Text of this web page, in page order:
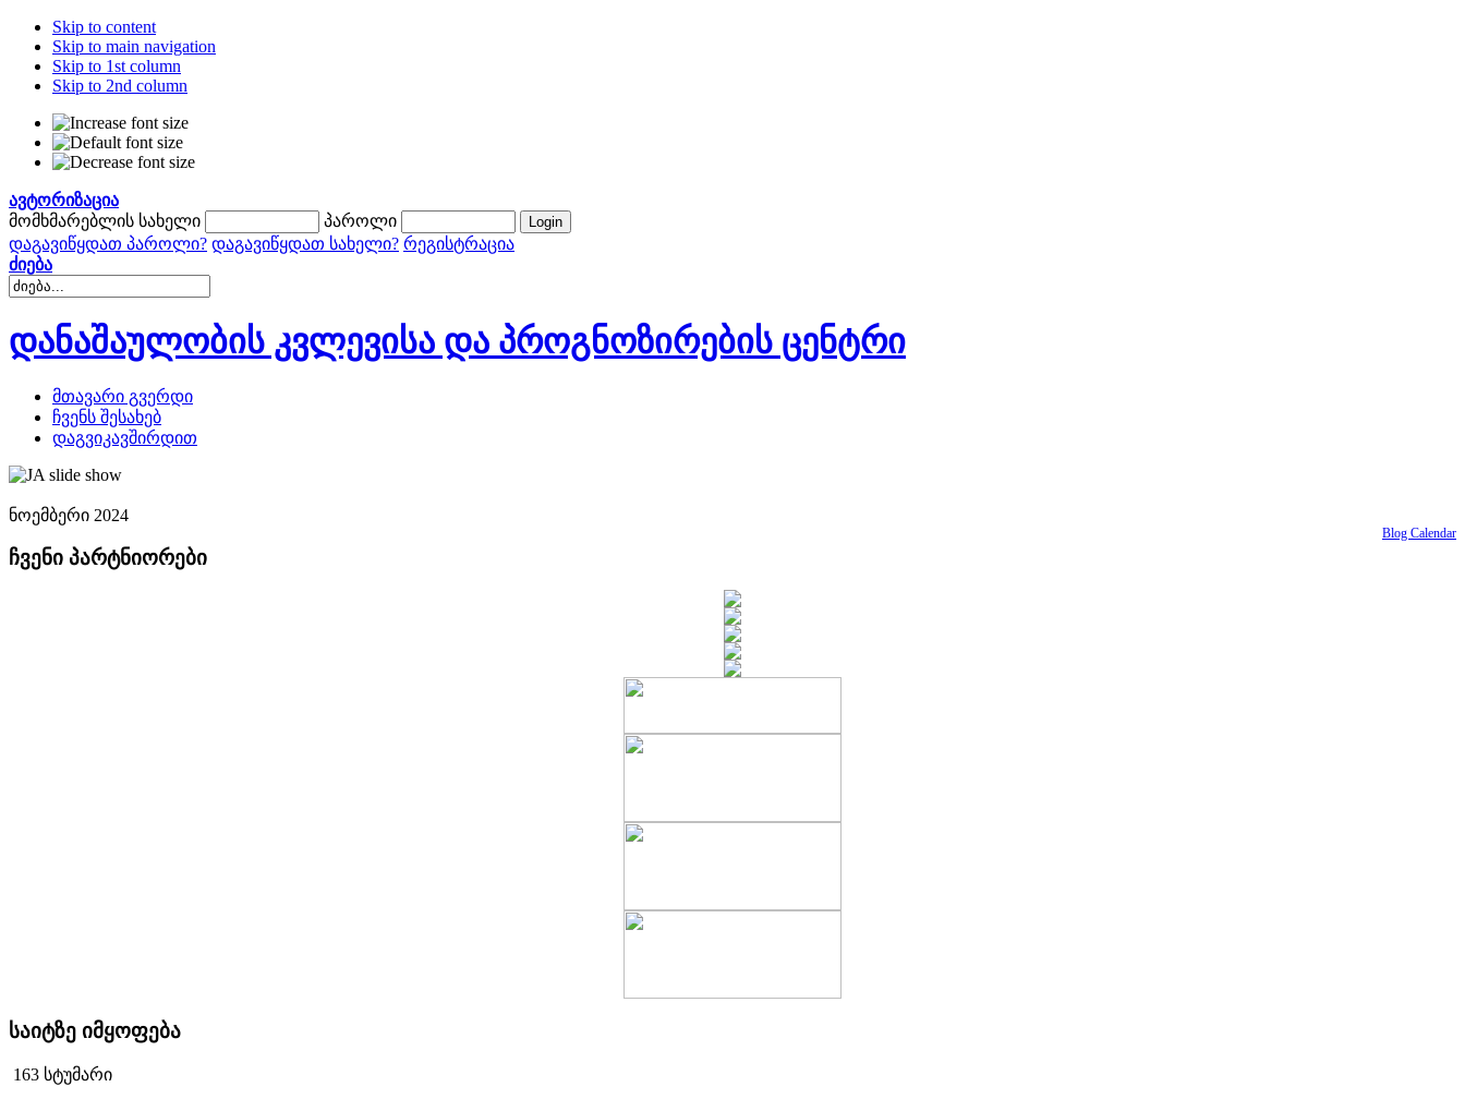
Skip to content
Skip to main navigation
Skip to 1st column
Skip to 2nd column
ავტორიზაცია
მომხმარებლის სახელი
პაროლი
დაგავიწყდათ პაროლი? დაგავიწყდათ სახელი? რეგისტრაცია
ძიება
დანაშაულობის კვლევისა და პროგნოზირების ცენტრი
მთავარი გვერდი
ჩვენს შესახებ
დაგვიკავშირდით
ნოემბერი 2024
Blog Calendar
ჩვენი პარტნიორები
საიტზე იმყოფება
163 სტუმარი